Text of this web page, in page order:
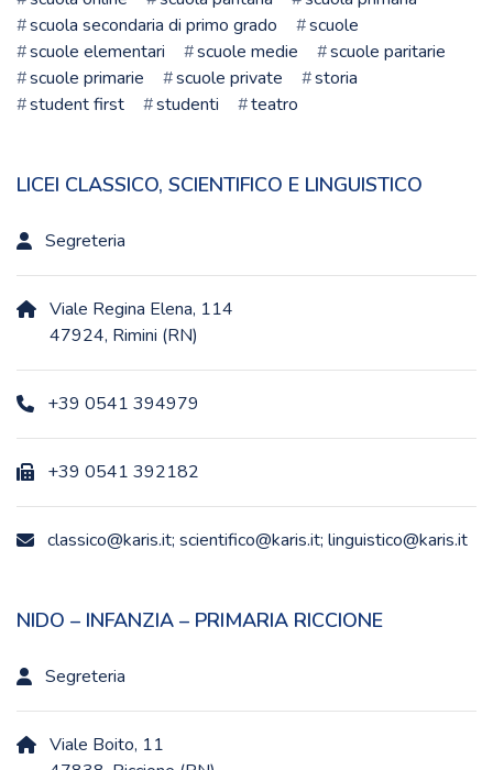
scuola secondaria di primo grado
scuole
scuole elementari
scuole medie
scuole paritarie
scuole primarie
scuole private
storia
student first
studenti teatro
LICEI CLASSICO, SCIENTIFICO E LINGUISTICO
Segreteria
Viale Regina Elena, 114
47924, Rimini (RN)
+39 0541 394979
+39 0541 392182
classico@karis.it; scientifico@karis.it; linguistico@karis.it
NIDO – INFANZIA – PRIMARIA RICCIONE
Segreteria
Viale Boito, 11